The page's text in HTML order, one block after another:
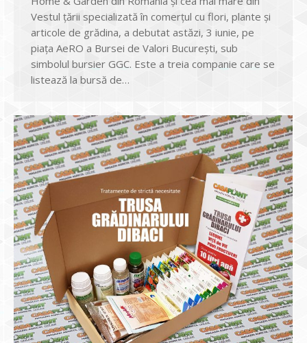
Vestul țării specializată în comerțul cu flori, plante și
articole de grădina, a debutat astăzi, 3 iunie, pe
piața AeRO a Bursei de Valori București, sub
simbolul bursier GGC. Este a treia companie care se
listează la bursă de…